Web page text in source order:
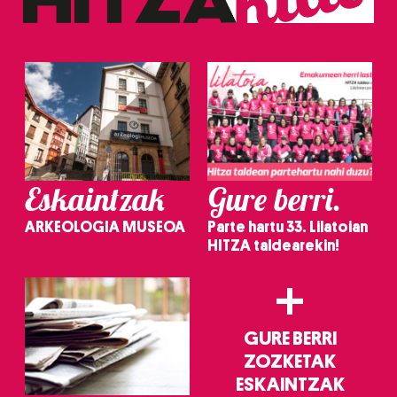
erabiltzeko baimen esplizitua ematen diguzu.
Gehiago
irakurri
Eskaintzak
ARKEOLOGIA MUSEOA
Gure berri.
Parte hartu 33. Lilatoian
HITZA taldearekin!
+
GURE BERRI
ZOZKETAK
ESKAINTZAK